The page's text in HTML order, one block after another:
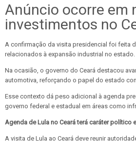
Anúncio ocorre em
investimentos no
A confirmação da visita presidencial foi feita
relacionados à expansão industrial no estado.
Na ocasião, o governo do Ceará destacou
automotiva, reforçando o papel do estado
Esse contexto dá peso adicional à agenda
governo federal e estadual em áreas como
Agenda de Lula no Ceará terá caráter político
A visita de Lula ao Ceará deve reunir